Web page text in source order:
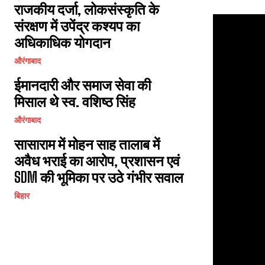
राजकीय दर्जा, लोकसंस्कृति के
संरक्षण में उपेंद्र कश्यप का
अधिकाधिक योगदान
औरंगाबाद
ईमानदारी और समाज सेवा की
मिसाल थे स्व. वशिष्ठ सिंह
औरंगाबाद
सासाराम में मोहन साह तालाब में
अवैध भराई का आरोप, प्रशासन एवं
SDM की भूमिका पर उठे गंभीर सवाल
बिहार